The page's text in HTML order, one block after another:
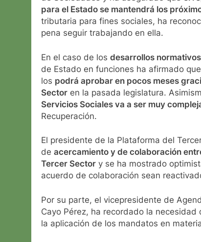
para el Estado se mantendrá los
tributaria para fines sociales, ha
pena seguir trabajando en ella.
En el caso de los desarrollos normativos
de Estado en funciones ha afirmado
los podrá aprobar en pocos meses
Sector en la pasada legislatura.
Servicios Sociales va a ser muy
Recuperación.
El presidente de la Plataforma del
de acercamiento y de colaboración
Tercer Sector y se ha mostrado
acuerdo de colaboración sean
Por su parte, el vicepresidente de
Cayo Pérez, ha recordado la necesidad
la aplicación de los mandatos en